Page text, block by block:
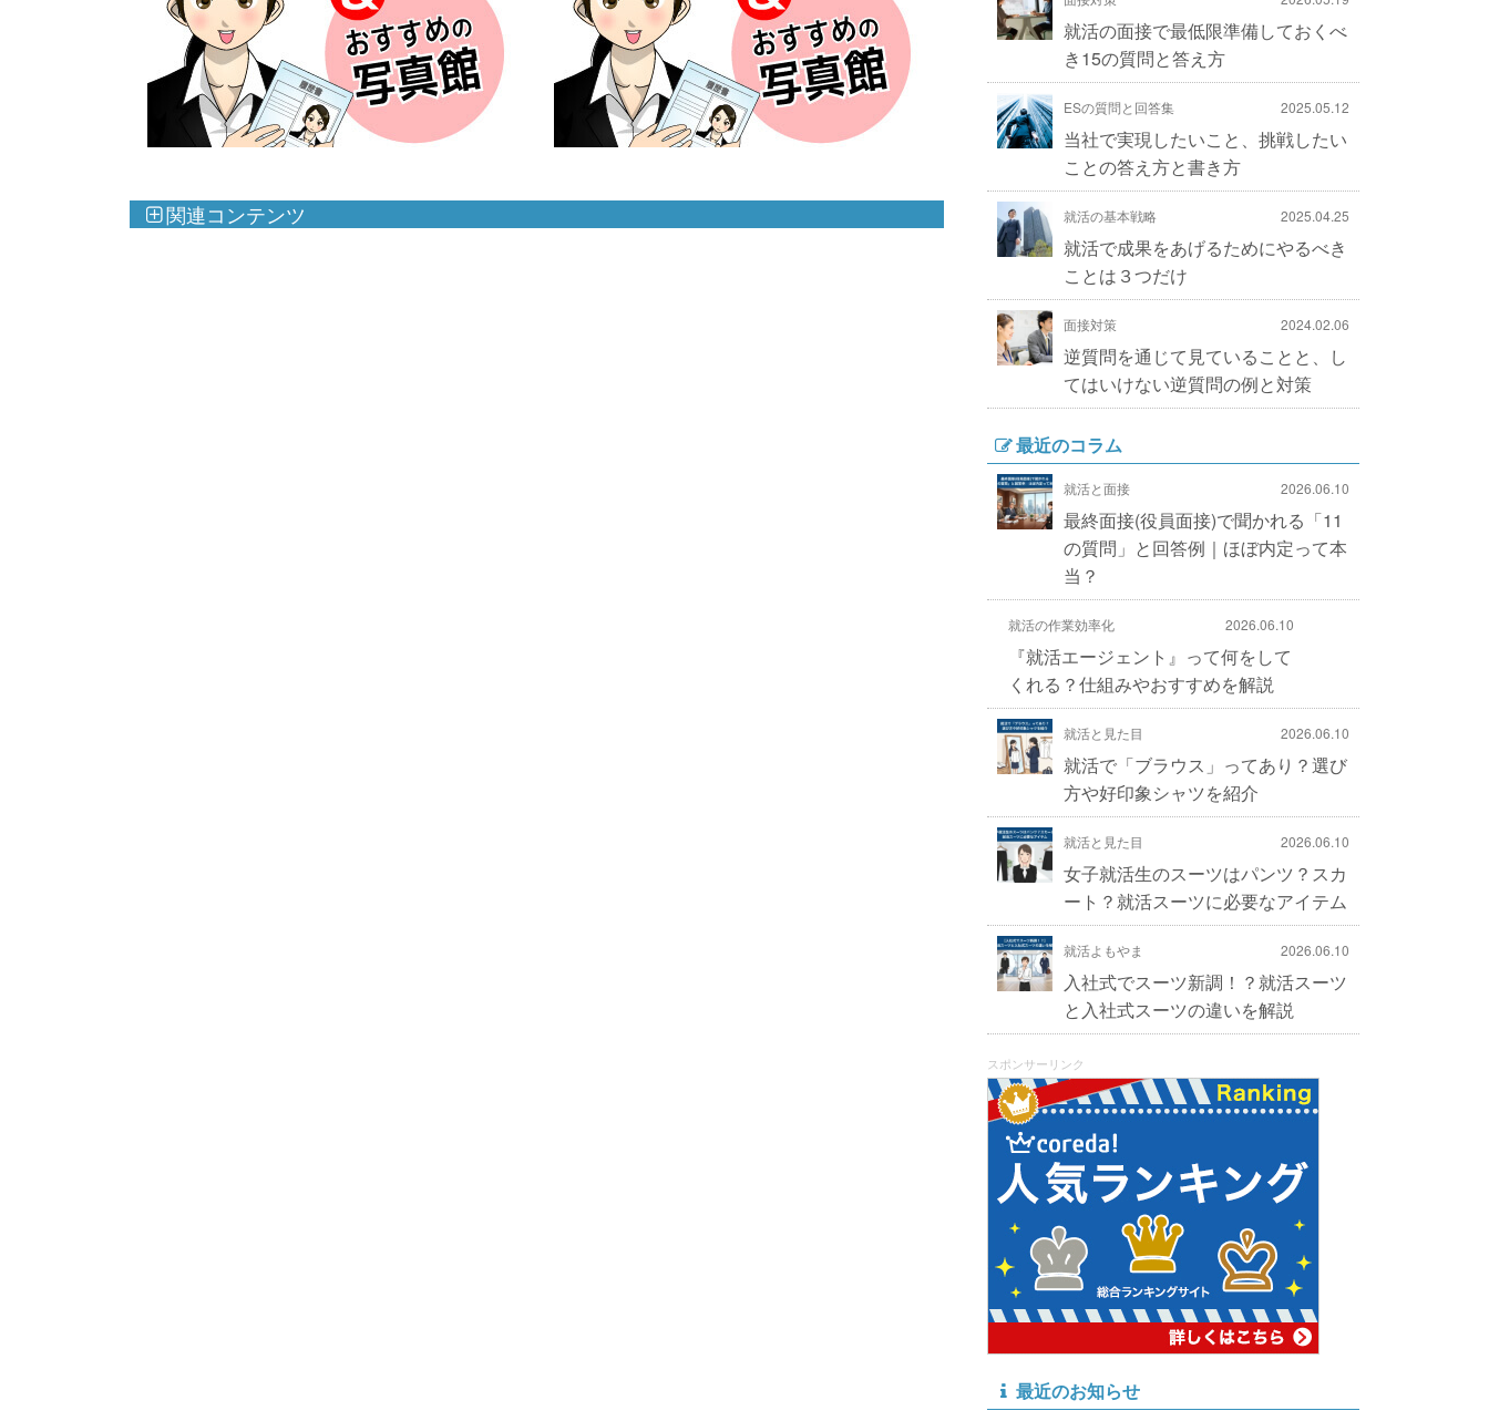
関連コンテンツ
就活の面接で最低限準備しておくべ
き15の質問と答え方
ESの質問と回答集 2025.05.12
当社で実現したいこと、挑戦したい
ことの答え方と書き方
就活の基本戦略 2025.04.25
就活で成果をあげるためにやるべき
ことは３つだけ
面接対策 2024.02.06
逆質問を通じて見ていることと、し
てはいけない逆質問の例と対策
最近のコラム
就活と面接 2026.06.10
最終面接(役員面接)で聞かれる「11
の質問」と回答例｜ほぼ内定って本
当？
就活の作業効率化 2026.06.10
『就活エージェント』って何をして
くれる？仕組みやおすすめを解説
就活と見た目 2026.06.10
就活で「ブラウス」ってあり？選び
方や好印象シャツを紹介
就活と見た目 2026.06.10
女子就活生のスーツはパンツ？スカ
ート？就活スーツに必要なアイテム
就活よもやま 2026.06.10
入社式でスーツ新調！？就活スーツ
と入社式スーツの違いを解説
スポンサーリンク
最近のお知らせ